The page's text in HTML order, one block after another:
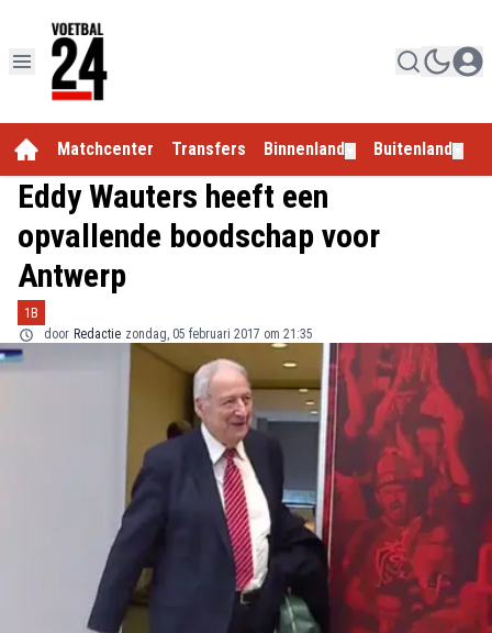
Matchcenter Transfers Binnenland Buitenland
Eddy Wauters heeft een
opvallende boodschap voor
Antwerp
1B
door Redactie zondag, 05 februari 2017 om 21:35